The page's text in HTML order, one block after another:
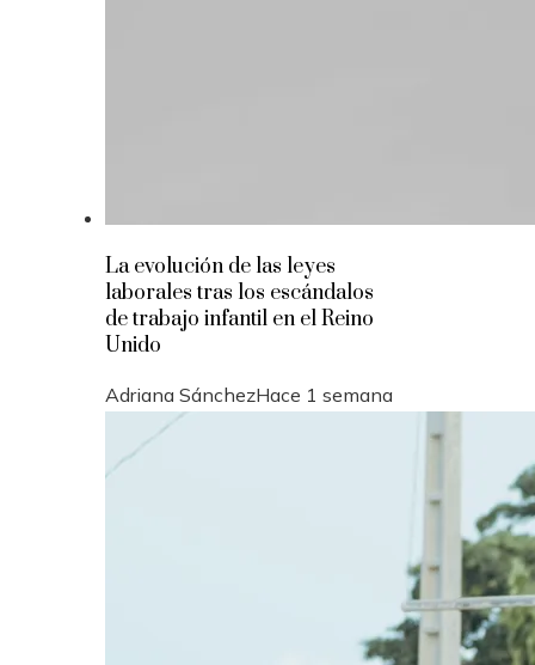
La evolución de las leyes
laborales tras los escándalos
de trabajo infantil en el Reino
Unido
Adriana SánchezHace 1 semana